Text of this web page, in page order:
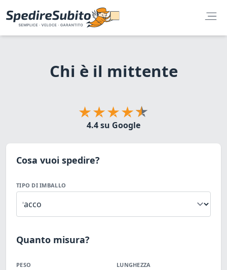
Chi è il mittente
4.4 su Google
Cosa vuoi spedire?
TIPO DI IMBALLO
Quanto misura?
PESO LUNGHEZZA